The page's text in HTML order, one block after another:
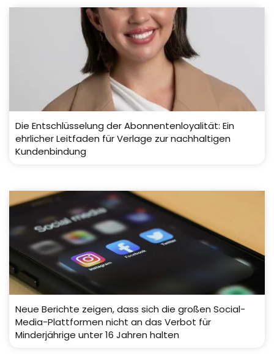
Die Entschlüsselung der Abonnentenloyalität: Ein
ehrlicher Leitfaden für Verlage zur nachhaltigen
Kundenbindung
Neue Berichte zeigen, dass sich die großen Social-
Media-Plattformen nicht an das Verbot für
Minderjährige unter 16 Jahren halten